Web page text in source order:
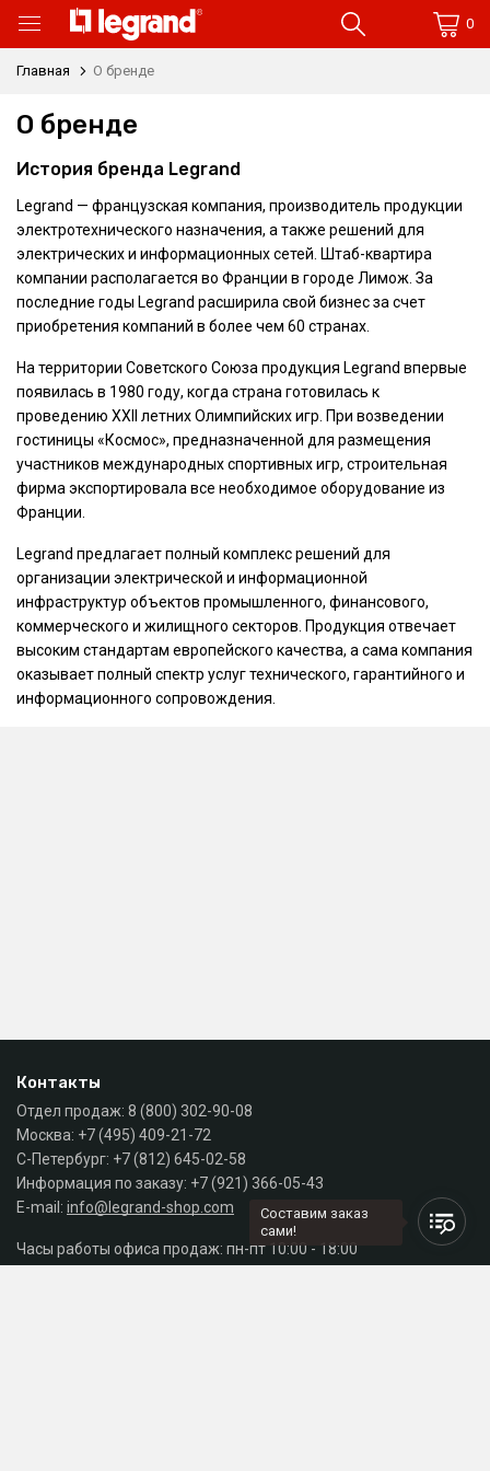
0
Главная О бренде
О бренде
История бренда Legrand
Legrand — французская компания, производитель продукции
электротехнического назначения, а также решений для
электрических и информационных сетей. Штаб-квартира
компании располагается во Франции в городе Лимож. За
последние годы Legrand расширила свой бизнес за счет
приобретения компаний в более чем 60 странах.
На территории Советского Союза продукция Legrand впервые
появилась в 1980 году, когда страна готовилась к
проведению XXII летних Олимпийских игр. При возведении
гостиницы «Космос», предназначенной для размещения
участников международных спортивных игр, строительная
фирма экспортировала все необходимое оборудование из
Франции.
Legrand предлагает полный комплекс решений для
организации электрической и информационной
инфраструктур объектов промышленного, финансового,
коммерческого и жилищного секторов. Продукция отвечает
высоким стандартам европейского качества, а сама компания
оказывает полный спектр услуг технического, гарантийного и
информационного сопровождения.
Контакты
Отдел продаж: 8 (800) 302-90-08
Москва: +7 (495) 409-21-72
С-Петербург: +7 (812) 645-02-58
Информация по заказу: +7 (921) 366-05-43
E-mail: info@legrand-shop.com
Часы работы офиса продаж: пн-пт 10:00 - 18:00
Составим заказ
сами!